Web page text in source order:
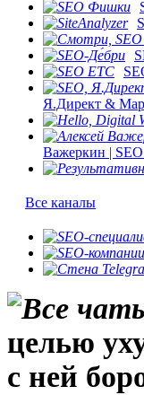
Я.Директ &
Важеркин |
Все каналы
целью
с ней